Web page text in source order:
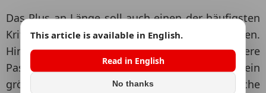
Das Plus an Länge soll auch einen der häufigsten
Kritikpunkte am aktuellen Polestar 2 entschärfen.
Hinten war es bislang eng, besonders für größere
Passagiere. Ein längerer Radstand und ein
größerer Innenraum sollen diese Schwäche
This article is available in English.
Read in English
No thanks